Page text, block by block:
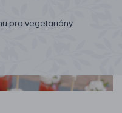
pro vegetariány